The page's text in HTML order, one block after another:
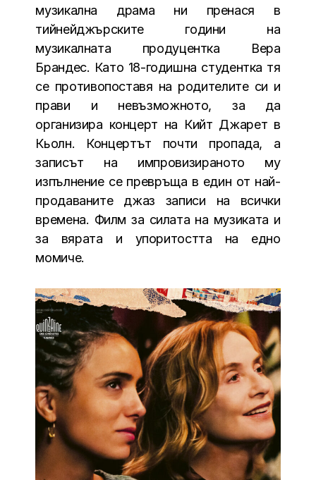
музикална драма ни пренася в
тийнейджърските години на
музикалната продуцентка Вера
Брандес. Като 18-годишна студентка тя
се противопоставя на родителите си и
прави и невъзможното, за да
организира концерт на Кийт Джарет в
Кьолн. Концертът почти пропада, а
записът на импровизираното му
изпълнение се превръща в eдин от най-
продаваните джаз записи на всички
времена. Филм за силата на музиката и
за вярата и упоритостта на едно
момиче.